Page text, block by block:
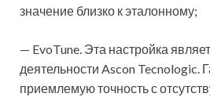
значение близко к эталонному;
— EvoTune. Эта настройка
деятельности Ascon Tecnologic.
приемлемую точность с